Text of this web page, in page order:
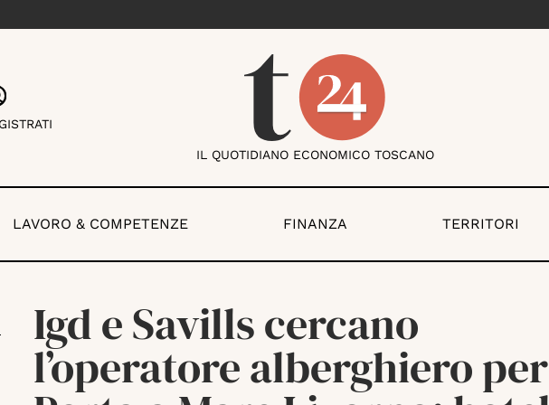
IL QUOTIDIANO ECONOMICO TOSCANO
LAVORO & COMPETENZE FINANZA TERRITORI
Igd e Savills cercano
l’operatore alberghiero per